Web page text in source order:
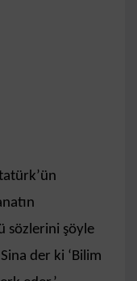
sözlerini şöyle
der ki ‘Bilim